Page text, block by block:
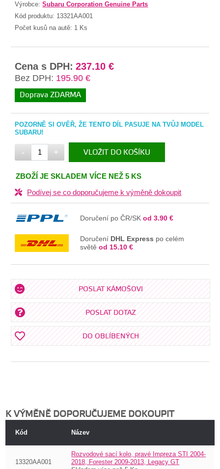
Výrobce:Subaru Corporation Genuine Parts
Kód produktu: 13321AA001
Počet kusů na autě: 1 Ks
Cena s DPH: 237.10 €
Bez DPH: 195.90 €
Doprava ZDARMA
POZORNĚ SI OVĚŘ, ŽE TENTO DÍL PASUJE NA TVŮJ MODEL
SUBARU!
- + VLOŽIT DO KOŠÍKU
V KOŠÍKU
ZBOŽÍ JE SKLADEM VÍCE NEŽ 5 KS
Podívej se co doporučujeme k výměně dokoupit
Doručení po ČR/SKod 3.90 €
Doručení DHL Express po celém
světěod 15.10 €
POSLAT KÁMOŠOVI
POSLAT DOTAZ
DO OBLÍBENÝCH
K VÝMĚNĚ DOPORUČUJEME DOKOUPIT
Kód Název
13320AA001
Rozvodové sací kolo, pravé Impreza STI 2004-
2018, Forester 2009-2013, Legacy GT